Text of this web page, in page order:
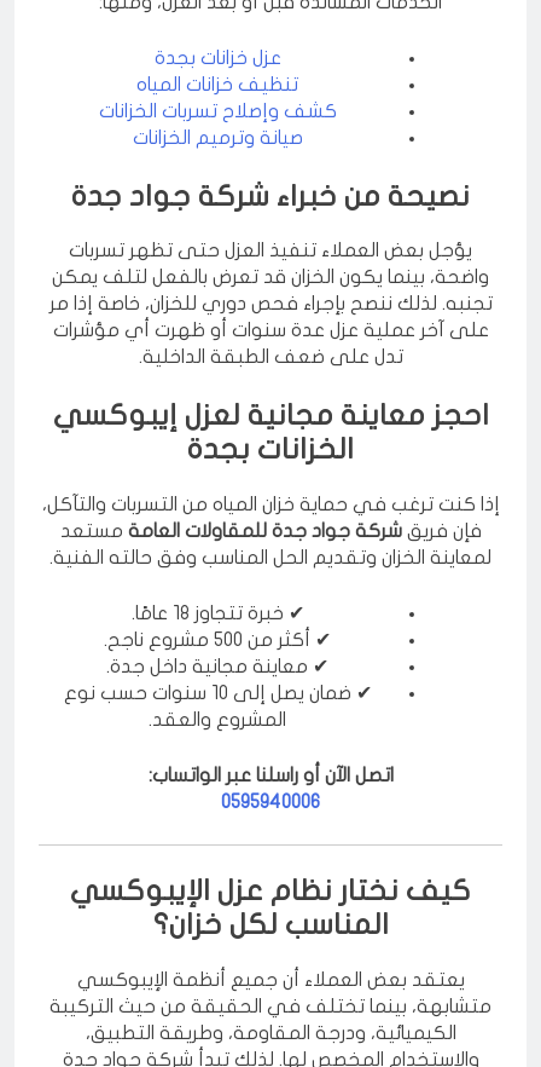
عزل خزانات بجدة
تنظيف خزانات المياه
كشف وإصلاح تسربات الخزانات
نصيحة من خبراء شركة جواد جدة
يؤجل بعض العملاء تنفيذ العزل حتى تظهر تسربات
واضحة، بينما يكون الخزان قد تعرض بالفعل لتلف يمكن
تجنبه. لذلك ننصح بإجراء فحص دوري للخزان، خاصة إذا مر
على آخر عملية عزل عدة سنوات أو ظهرت أي مؤشرات
احجز معاينة مجانية لعزل إيبوكسي
الخزانات بجدة
إذا كنت ترغب في حماية خزان المياه من التسربات والتآكل،
فإن فريقشركة جواد جدة للمقاولات العامةمستعد
✔ خبرة تتجاوز 18 عامًا.
✔ أكثر من 500 مشروع ناجح.
✔ معاينة مجانية داخل جدة.
✔ ضمان يصل إلى 10 سنوات حسب نوع
اتصل الآن أو راسلنا عبر الواتساب:
كيف نختار نظام عزل الإيبوكسي
المناسب لكل خزان؟
يعتقد بعض العملاء أن جميع أنظمة الإيبوكسي
متشابهة، بينما تختلف في الحقيقة من حيث التركيبة
الكيميائية، ودرجة المقاومة، وطريقة التطبيق،